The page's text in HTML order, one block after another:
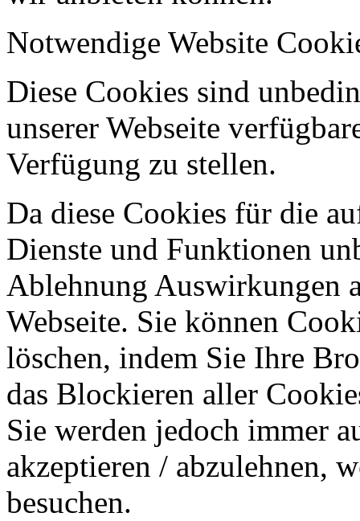
Notwendige Website
Diese Cookies sind
unserer Webseite
Verfügung zu stellen.
Da diese Cookies für die
Dienste und Funktionen
Ablehnung Auswirkungen
Webseite. Sie können
löschen, indem Sie Ihre
das Blockieren aller
Sie werden jedoch immer
akzeptieren / abzulehnen,
besuchen.